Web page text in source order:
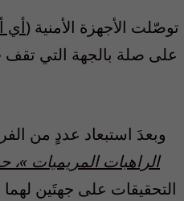
توصّلت الأجهزة الأمنية (أي
على صلة بالجهة التي
وبعدَ استبعاد عددٍ من
الراهبات المريميات »،
التحقيقات على جهتَين